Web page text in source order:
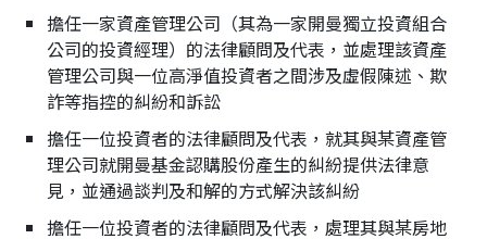
擔任一家資產管理公司（其為一家開曼獨立投資組合
公司的投資經理）的法律顧問及代表，並處理該資產
管理公司與一位高淨值投資者之間涉及虛假陳述、欺
詐等指控的糾紛和訴訟
擔任一位投資者的法律顧問及代表，就其與某資產管
理公司就開曼基金認購股份產生的糾紛提供法律意
見，並通過談判及和解的方式解決該糾紛
擔任一位投資者的法律顧問及代表，處理其與某房地